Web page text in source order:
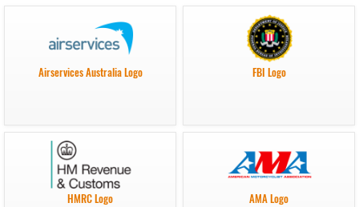
Airservices Australia Logo FBI Logo
HMRC Logo AMA Logo